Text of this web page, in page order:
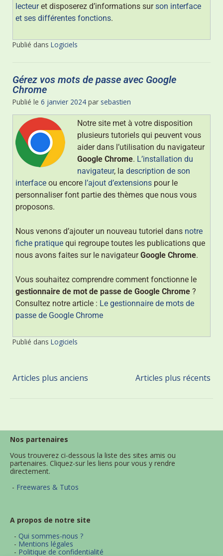
lecteuret disposerez d’informations surson interface
et ses différentes fonctions.
Publié dans Logiciels
Gérez vos mots de passe avec Google
Chrome
Publié le 6 janvier 2024 par sebastien
Notre site met à votre disposition
plusieurs tutoriels qui peuvent vous
aider dans l’utilisation du navigateur
Google Chrome. L’installation du
navigateur, la description de son
interface ou encore l’ajout d’extensions pour le
personnaliser font partie des thèmes que nous vous
proposons.
Nous venons d’ajouter un nouveau tutoriel dans notre
fiche pratique qui regroupe toutes les publications que
nous avons faites sur le navigateurGoogle Chrome.
Vous souhaitez comprendre comment fonctionne le
gestionnaire de mot de passe de Google Chrome ?
Consultez notre article : Le gestionnaire de mots de
passe de Google Chrome
Publié dans Logiciels
Articles plus anciens Articles plus récents
Nos partenaires
Vous trouverez ci-dessous la liste des sites amis ou
partenaires. Cliquez-sur les liens pour vous y rendre
directement.
- Freewares & Tutos
A propos de notre site
- Qui sommes-nous ?
- Mentions légales
- Politique de confidentialité